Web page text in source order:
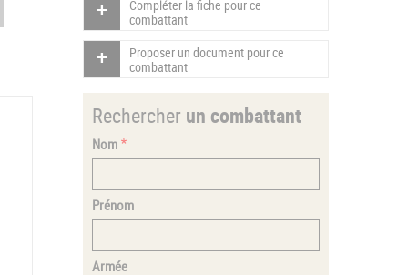
Compléter la fiche pour ce
combattant
Proposer un document pour ce
combattant
Rechercher un combattant
Nom
Prénom
Armée